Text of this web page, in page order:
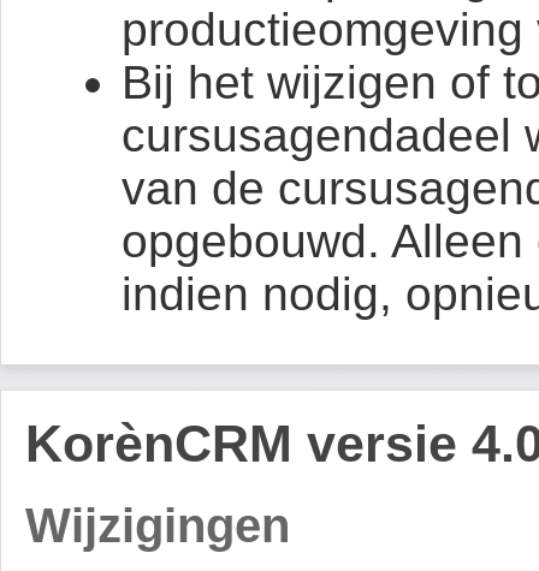
productieomgeving
Bij het wijzigen of
cursusagendadeel
van de
opgebouwd.
indien nodig,
KorènCRM versie
Wijzigingen